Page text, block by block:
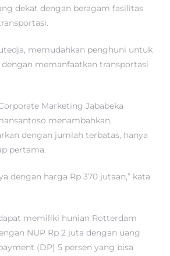
dekat dengan beragam fasilitas
memudahkan penghuni untuk
memanfaatkan transportasi
Marketing Jababeka
menambahkan,
dengan jumlah terbatas, hanya
pertama.
dengan harga Rp 370 jutaan,” kata
memiliki hunian Rotterdam
NUP Rp 2 juta dengan uang
(DP) 5 persen yang bisa